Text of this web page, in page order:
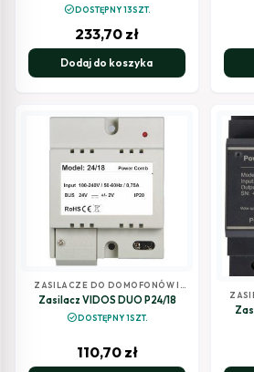
check_circleDOSTĘPNY 13SZT.
233,70 zł
Dodaj do koszyka
ZASILACZE DO DOMOFONÓW I
WIDEODOMOFONÓW
Zasilacz VIDOS DUO P24/18
check_circleDOSTĘPNY 1SZT.
110,70 zł